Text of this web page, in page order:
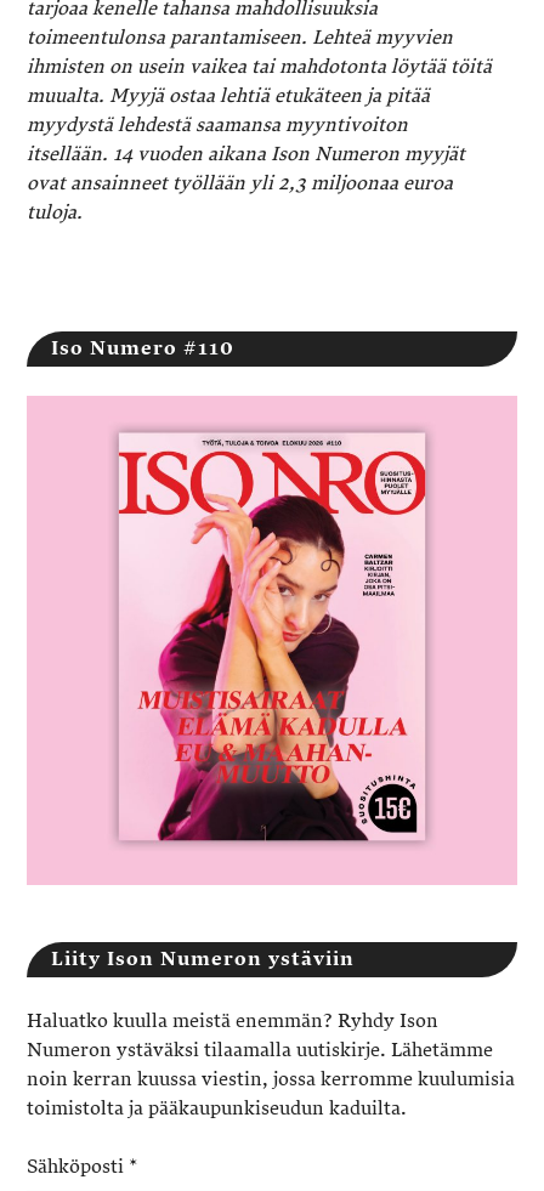
tarjoaa kenelle tahansa mahdollisuuksia
toimeentulonsa parantamiseen. Lehteä myyvien
ihmisten on usein vaikea tai mahdotonta löytää töitä
muualta. Myyjä ostaa lehtiä etukäteen ja pitää
myydystä lehdestä saamansa myyntivoiton
itsellään. 14 vuoden aikana Ison Numeron myyjät
ovat ansainneet työllään yli 2,3 miljoonaa euroa
tuloja.
Iso Numero #110
Liity Ison Numeron ystäviin
Haluatko kuulla meistä enemmän? Ryhdy Ison
Numeron ystäväksi tilaamalla uutiskirje. Lähetämme
noin kerran kuussa viestin, jossa kerromme kuulumisia
toimistolta ja pääkaupunkiseudun kaduilta.
Sähköposti *